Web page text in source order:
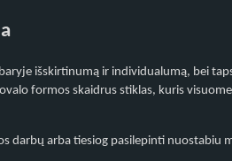
išskirtinumą ir individualumą, bei
formos skaidrus stiklas, kuris
darbų arba tiesiog pasilepinti nuostabiu